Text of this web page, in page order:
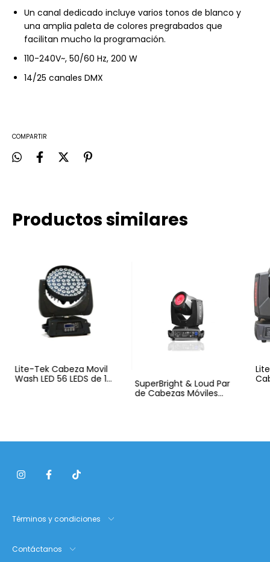
Un canal dedicado incluye varios tonos de blanco y
una amplia paleta de colores pregrabados que
facilitan mucho la programación.
110-240V~, 50/60 Hz, 200 W
14/25 canales DMX
COMPARTIR
Productos similares
Lite-Tek Cabeza Movil
Wash LED 56 LEDS de 10
SuperBright & Loud Par
de Cabezas Móviles
Términos y condiciones
Contáctanos